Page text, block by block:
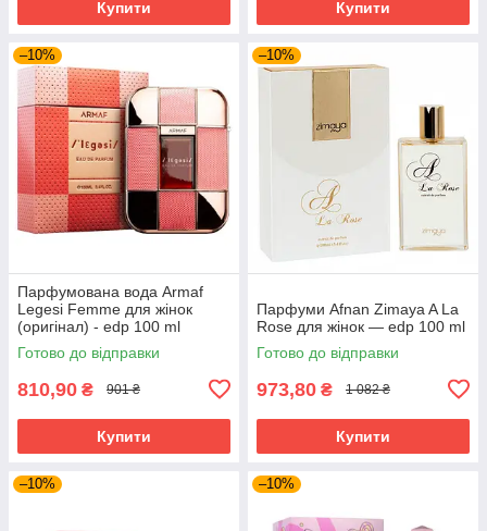
Купити Купити
–10%
Парфумована вода Armaf
Legesi Femme для жінок
(оригінал) - edp 100 ml
Готово до відправки
810,90 ₴ 901 ₴
Купити
–10%
Парфуми Afnan Zimaya A La
Rose для жінок — edp 100 ml
Готово до відправки
973,80 ₴ 1 082 ₴
Купити
–10% –10%